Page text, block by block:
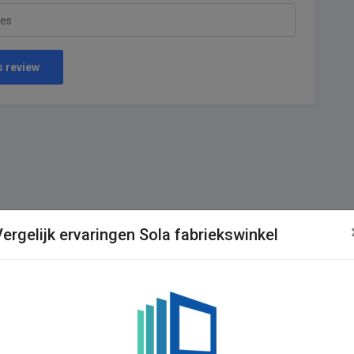
review
ervaringen Sola fabriekswinkel